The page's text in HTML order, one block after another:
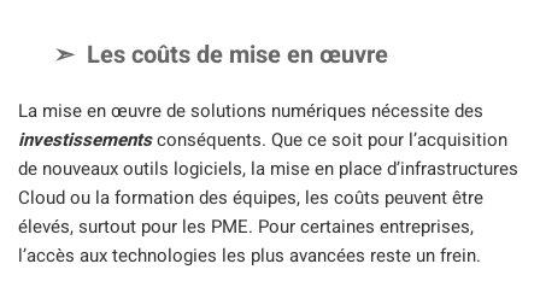
Les coûts de mise en œuvre
La mise en œuvre de solutions numériques nécessite des
investissementsconséquents. Que ce soit pour l’acquisition
de nouveaux outils logiciels, la mise en place d’infrastructures
Cloud ou la formation des équipes, les coûts peuvent être
élevés, surtout pour les PME. Pour certaines entreprises,
l’accès aux technologies les plus avancées reste un frein.